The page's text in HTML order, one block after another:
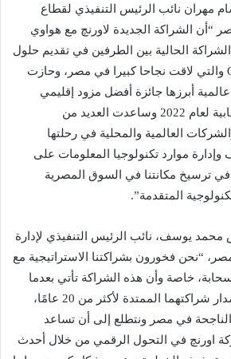
مهران نائب الرئيس التنفيذي لقطاع
“أن الشراكة الجديدة لاورنچ مع هواوي
الحالية بين الطرفين في تقديم حلول
Orange Business Cloud والتي لاقت نجاحا كبيرا في مصر، وحازت
عالمية أبرزها جائزة أفضل مزود إقليمي
لخدمات الحوسبة السحابية لعام 2022 وساعدت العديد من
العالمية والمحلية في رحلتها
موارد تكنولوجيا المعلومات على
في ترسيخ مكانتنا في السوق المصرية
المتقدمة”.
محمد يوسف، نائب الرئيس التنفيذي لإدارة
“نحن فخورون بشراكتنا الاستراتيجية مع
خاصة وأن هذه الشراكة تأتي بعدما
حققت الشركتان على مدار شراكتهما الممتدة لأكثر من 20 عامًا،
في مصر ونتطلع إلى أن تساعد
اورنچ في التحول الرقمي من خلال أحدث